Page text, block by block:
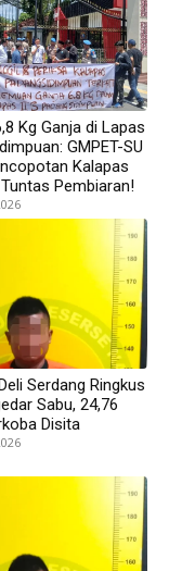
Kg Ganja di Lapas
GMPET-SU
Kalapas
Pembiaran!
Serdang Ringkus
Sabu, 24,76
Disita